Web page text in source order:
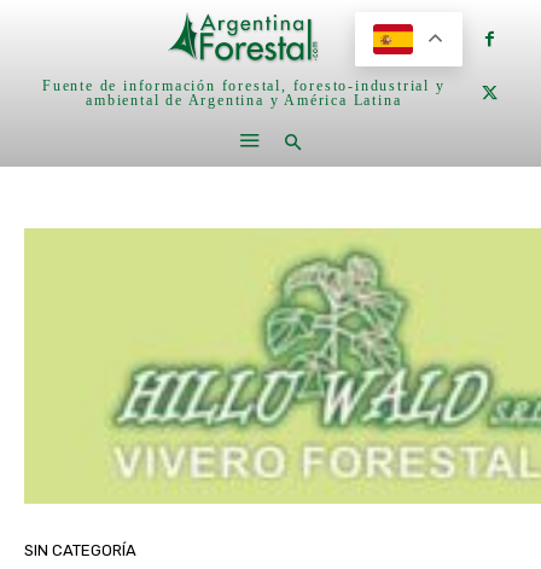
Fuente de información forestal, foresto-industrial y
ambiental de Argentina y América Latina
SIN CATEGORÍA